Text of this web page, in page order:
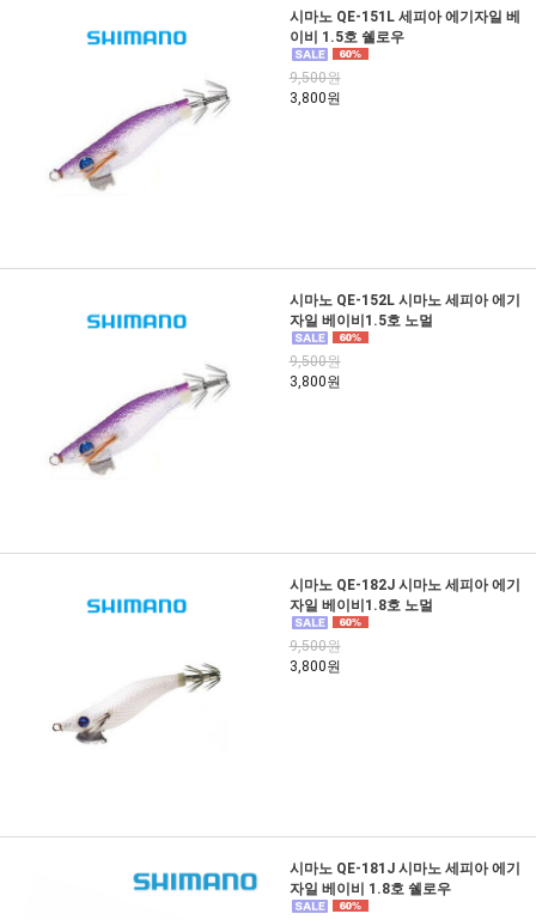
시마노 QE-151L 세피아 에기자일 베
이비 1.5호 쉘로우
9,500원
3,800원
시마노 QE-152L 시마노 세피아 에기
자일 베이비1.5호 노멀
9,500원
3,800원
시마노 QE-182J 시마노 세피아 에기
자일 베이비1.8호 노멀
9,500원
3,800원
시마노 QE-181J 시마노 세피아 에기
자일 베이비 1.8호 쉘로우